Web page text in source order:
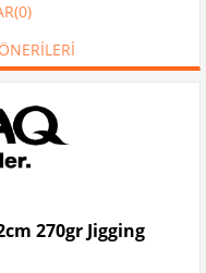
(0)
270gr Jigging